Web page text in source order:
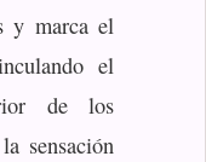
y marca el
el
de los
sensación